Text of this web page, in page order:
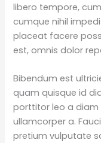
libero tempore,
cumque nihil
placeat facere
est, omnis dolor
Bibendum est
quam quisque id
porttitor leo a
ullamcorper a.
pretium vulputate